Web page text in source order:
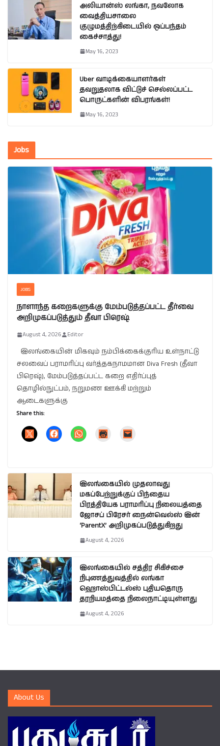
அலியான்ஸ் லங்கா, நவலோக
வைத்தியசாலை
குழுமத்திற்கிடையில் ஒப்பந்தம்
கைச்சாத்து!
May 16, 2023
Uber வாடிக்கையாளர்கள்
தவறுதலாக விட்டுச் செல்லப்பட்ட
பொருட்களின் விபரங்கள்!
May 16, 2023
Jobs
JOBS
நாளாந்த கறைகளுக்கு மேம்படுத்தப்பட்ட தீர்வை
அறிமுகப்படுத்தும் தீவா பிரெஷ்
August 4, 2026 Editor
இலங்கையின் மிகவும் நம்பிக்கைக்குரிய உள்நாட்டு
சலவைப் பராமரிப்பு வர்த்தகநாமமான Diva Fresh (தீவா
பிரெஷ்), மேம்படுத்தப்பட்ட கறை எதிர்ப்புத்
தொழில்நுட்பம், நறுமண ஊக்கி மற்றும்
ஆடைகளுக்கு
Share this:
இலங்கையில் முதலாவது
மகப்பேற்றுக்குப் பிந்தைய
பிரத்தியேக பராமரிப்பு நிலையத்தை
ஜோசப் பிரேசர் நைன்வெல்ஸ் இன்
‘ParentX’ அறிமுகப்படுத்துகிறது
August 4, 2026
இலங்கையில் சத்திர சிகிச்சை
நிபுணத்துவத்தில் லங்கா
ஹொஸ்பிட்டல்ஸ் புதியதொரு
தரநியமத்தை நிலைநாட்டியுள்ளது
August 4, 2026
About Us